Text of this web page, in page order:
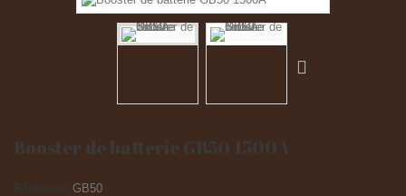
Booster de batterie GB50 1500A
Référence
GB50